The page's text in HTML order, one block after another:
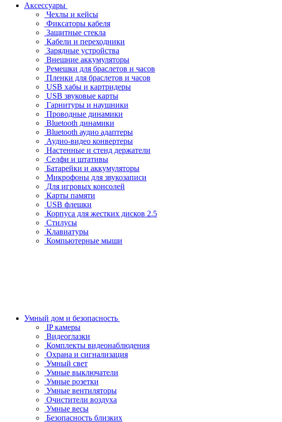
Аксессуары
Чехлы и кейсы
Фиксаторы кабеля
Защитные стекла
Кабели и переходники
Зарядные устройства
Внешние аккумуляторы
Ремешки для браслетов и часов
Пленки для браслетов и часов
USB хабы и картридеры
USB звуковые карты
Гарнитуры и наушники
Проводные динамики
Bluetooth динамики
Bluetooth аудио адаптеры
Аудио-видео конвертеры
Настенные и стенд держатели
Селфи и штативы
Батарейки и аккумуляторы
Микрофоны для звукозаписи
Для игровых консолей
Карты памяти
USB флешки
Корпуса для жестких дисков 2.5
Стилусы
Клавиатуры
Компьютерные мыши
Умный дом и безопасность
IP камеры
Видеоглазки
Комплекты видеонаблюдения
Охрана и сигнализация
Умный свет
Умные выключатели
Умные розетки
Умные вентиляторы
Очистители воздуха
Умные весы
Безопасность близких